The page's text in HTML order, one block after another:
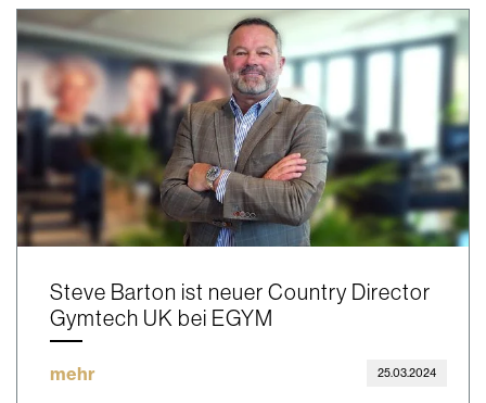
Steve Barton ist neuer Country Director
Gymtech UK bei EGYM
mehr 25.03.2024